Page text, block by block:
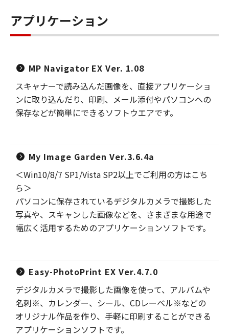
アプリケーション
MP Navigator EX Ver. 1.08
スキャナーで読み込んだ画像を、直接アプリケーショ
ンに取り込んだり、印刷、メール添付やパソコンへの
保存などが簡単にできるソフトウエアです。
My Image Garden Ver.3.6.4a
＜Win10/8/7 SP1/Vista SP2以上でご利用の方はこち
ら＞
パソコンに保存されているデジタルカメラで撮影した
写真や、スキャンした画像などを、さまざまな用途で
幅広く活用するためのアプリケーションソフトです。
Easy-PhotoPrint EX Ver.4.7.0
デジタルカメラで撮影した画像を使って、アルバムや
名刺※、カレンダー、シール、CDレーベル※などの
オリジナル作品を作り、手軽に印刷することができる
アプリケーションソフトです。